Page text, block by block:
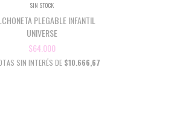
SIN STOCK
PLEGABLE INFANTIL
UNIVERSE
$64.000
SIN INTERÉS DE $10.666,67